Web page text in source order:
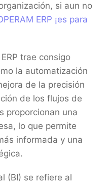
si aun no
ERP ¡es para
trae consigo
la automatización
de la precisión
de los flujos de
proporcionan una
lo que permite
informada y una
(BI) se refiere al